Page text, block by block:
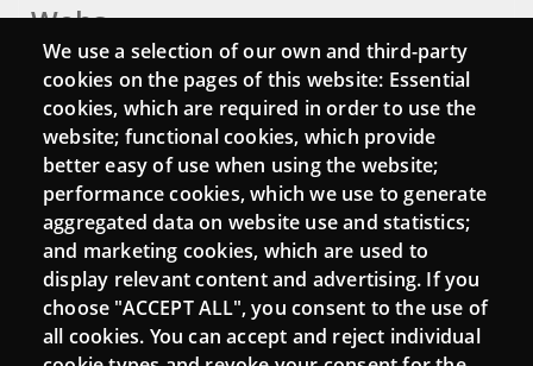
Webs
Login
Mattermost Punt TIC
Moodle CampusLab
Connect
Contact
We use a selection of our own and third-party
cookies on the pages of this website: Essential
cookies, which are required in order to use the
website; functional cookies, which provide
better easy of use when using the website;
performance cookies, which we use to generate
aggregated data on website use and statistics;
and marketing cookies, which are used to
display relevant content and advertising. If you
choose "ACCEPT ALL", you consent to the use of
all cookies. You can accept and reject individual